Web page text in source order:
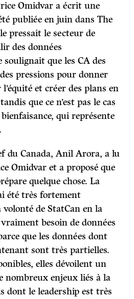
Omidvar a écrit une
publiée en juin dans The
pressait le secteur de
des données
soulignait que les CA des
pressions pour donner
et créer des plans en
que ce n’est pas le cas
qui représente
du Canada, Anil Arora, a lu
Omidvar et a proposé que
quelque chose. La
été très fortement
de StatCan en la
besoin de données
que les données dont
sont très partielles.
elles dévoilent un
nombreux enjeux liés à la
dont le leadership est très